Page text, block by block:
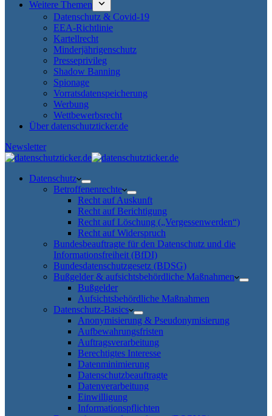
Weitere Themen
Datenschutz & Covid-19
EEA-Richtlinie
Kartellrecht
Minderjährigenschutz
Presseprivileg
Shadow Banning
Spionage
Vorratsdatenspeicherung
Werbung
Wettbewerbsrecht
Über datenschutzticker.de
Newsletter
Datenschutz
Betroffenenrechte
Recht auf Auskunft
Recht auf Berichtigung
Recht auf Löschung („Vergessenwerden“)
Recht auf Widerspruch
Bundesbeauftragte für den Datenschutz und die
Informationsfreiheit (BfDI)
Bundesdatenschutzgesetz (BDSG)
Bußgelder & aufsichtsbehördliche Maßnahmen
Bußgelder
Aufsichtsbehördliche Maßnahmen
Datenschutz-Basics
Anonymisierung & Pseudonymisierung
Aufbewahrungsfristen
Auftragsverarbeitung
Berechtigtes Interesse
Datenminimierung
Datenschutzbeauftragte
Datenverarbeitung
Einwilligung
Informationspflichten